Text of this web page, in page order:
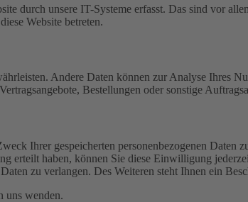
durch unsere IT-Systeme erfasst. Das sind vor
Website betreten.
Andere Daten können zur Analyse Ihres
Bestellungen oder sonstige
Ihrer gespeicherten personenbezogenen Daten
erteilt haben, können Sie diese Einwilligung
zu verlangen. Des Weiteren steht Ihnen ein
uns wenden.